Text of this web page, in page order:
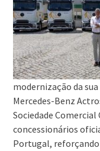
modernização da
Mercedes-Benz
Sociedade Comercial
concessionários
Portugal, reforçando